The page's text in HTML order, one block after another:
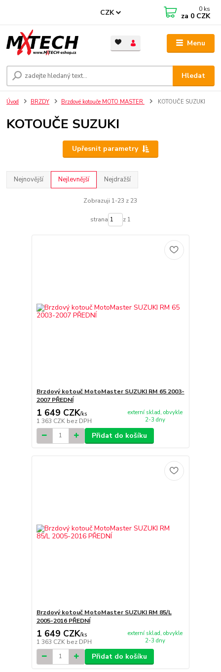
Menu
CZK
Hledat
0 ks
za 0 CZK
Úvod BRZDY Brzdové kotouče MOTO MASTER KOTOUČE SUZUKI
KOTOUČE SUZUKI
Upřesnit parametry
Nejnovější Nejlevnější Nejdražší
Zobrazuji 1-23 z 23
strana z 1
Brzdový kotouč MotoMaster SUZUKI RM 65 2003-
2007 PŘEDNÍ
1 649 CZK/ks
1 363 CZK bez DPH
externí sklad, obvykle
2-3 dny
Přidat do košíku
Brzdový kotouč MotoMaster SUZUKI RM 85/L
2005-2016 PŘEDNÍ
1 649 CZK/ks
1 363 CZK bez DPH
externí sklad, obvykle
2-3 dny
Přidat do košíku